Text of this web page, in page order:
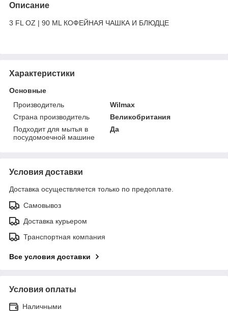
Описание
3 FL OZ | 90 ML КОФЕЙНАЯ ЧАШКА И БЛЮДЦЕ
Характеристики
Основные
Производитель
Wilmax
Страна производитель
Великобритания
Подходит для мытья в
посудомоечной машине
Да
Условия доставки
Доставка осуществляется только по предоплате.
Самовывоз
Доставка курьером
Транспортная компания
Все условия доставки
Условия оплаты
Наличными